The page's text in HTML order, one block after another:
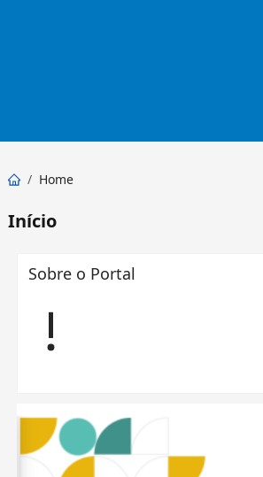
/ Home
Início
Sobre o Portal